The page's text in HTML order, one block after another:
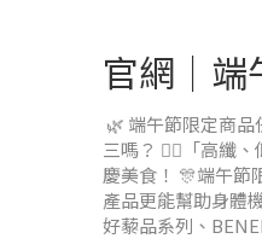
官網｜
🌿 端午節限定商
三嗎？ 🚣‍♂️「高纖
慶美食！ 🎊端午節
產品更能幫助身體
好藜品系列、